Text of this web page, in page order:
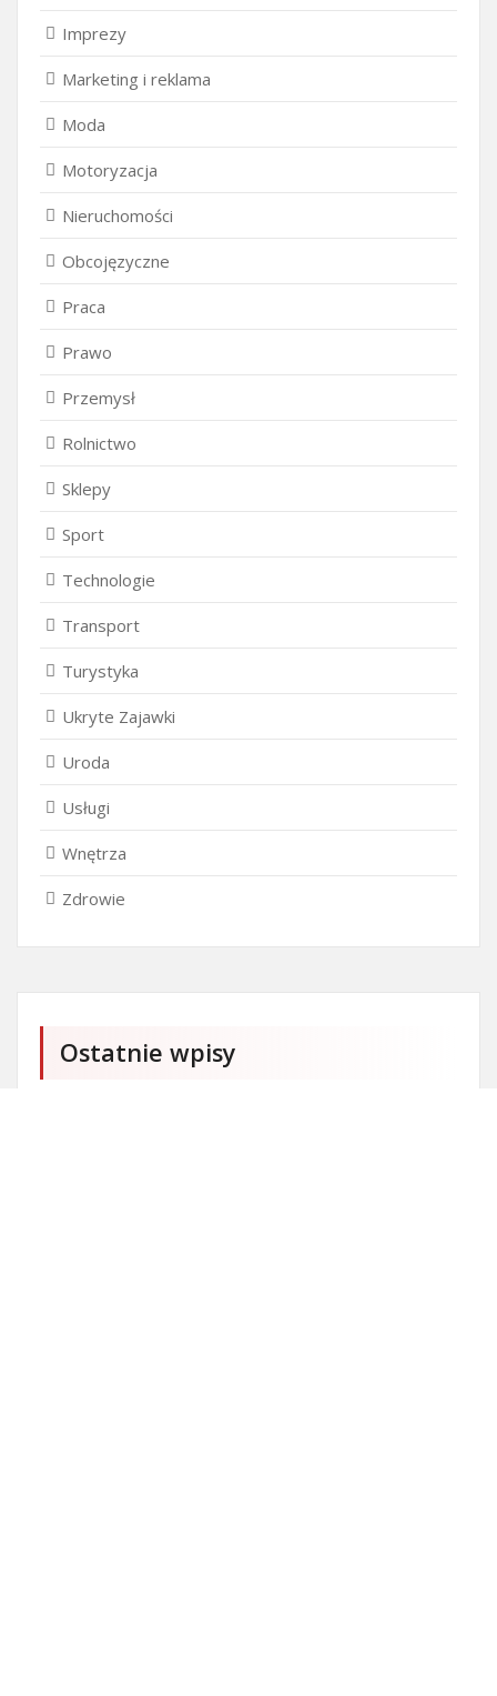
Imprezy
Marketing i reklama
Moda
Motoryzacja
Nieruchomości
Obcojęzyczne
Praca
Prawo
Przemysł
Rolnictwo
Sklepy
Sport
Technologie
Transport
Turystyka
Ukryte Zajawki
Uroda
Usługi
Wnętrza
Zdrowie
Ostatnie wpisy